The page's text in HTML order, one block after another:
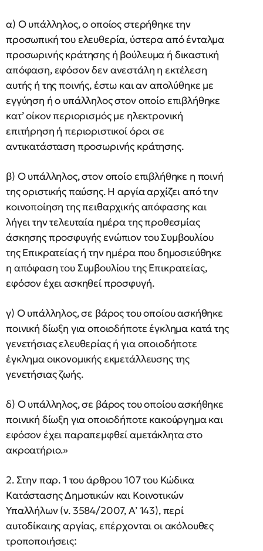
α) Ο υπάλληλος, ο οποίος στερήθηκε την
προσωπική του ελευθερία, ύστερα από ένταλμα
προσωρινής κράτησης ή βούλευμα ή δικαστική
απόφαση, εφόσον δεν ανεστάλη η εκτέλεση
αυτής ή της ποινής, έστω και αν απολύθηκε με
εγγύηση ή ο υπάλληλος στον οποίο επιβλήθηκε
κατ’ οίκον περιορισμός με ηλεκτρονική
επιτήρηση ή περιοριστικοί όροι σε
αντικατάσταση προσωρινής κράτησης.
β) Ο υπάλληλος, στον οποίο επιβλήθηκε η ποινή
της οριστικής παύσης. Η αργία αρχίζει από την
κοινοποίηση της πειθαρχικής απόφασης και
λήγει την τελευταία ημέρα της προθεσμίας
άσκησης προσφυγής ενώπιον του Συμβουλίου
της Επικρατείας ή την ημέρα που δημοσιεύθηκε
η απόφαση του Συμβουλίου της Επικρατείας,
εφόσον έχει ασκηθεί προσφυγή.
γ) Ο υπάλληλος, σε βάρος του οποίου ασκήθηκε
ποινική δίωξη για οποιοδήποτε έγκλημα κατά της
γενετήσιας ελευθερίας ή για οποιοδήποτε
έγκλημα οικονομικής εκμετάλλευσης της
γενετήσιας ζωής.
δ) Ο υπάλληλος, σε βάρος του οποίου ασκήθηκε
ποινική δίωξη για οποιοδήποτε κακούργημα και
εφόσον έχει παραπεμφθεί αμετάκλητα στο
ακροατήριο.»
2. Στην παρ. 1 του άρθρου 107 του Κώδικα
Κατάστασης Δημοτικών και Κοινοτικών
Υπαλλήλων (ν. 3584/2007, Α’ 143), περί
αυτοδίκαιης αργίας, επέρχονται οι ακόλουθες
τροποποιήσεις: